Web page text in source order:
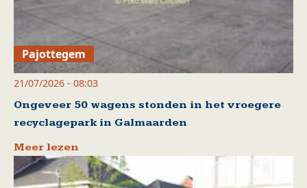
Pajottegem
21/07/2026 - 08:03
Ongeveer 50 wagens stonden in het vroegere
recyclagepark in Galmaarden
Meer lezen